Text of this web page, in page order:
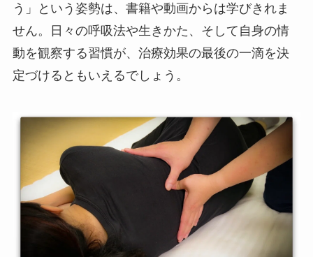
う」という姿勢は、書籍や動画からは学びきれま
せん。日々の呼吸法や生きかた、そして自身の情
動を観察する習慣が、治療効果の最後の一滴を決
定づけるともいえるでしょう。